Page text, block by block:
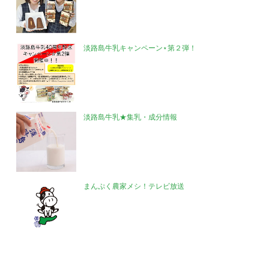
淡路島牛乳キャンペーン⋆第２弾！
淡路島牛乳★集乳・成分情報
まんぷく農家メシ！テレビ放送